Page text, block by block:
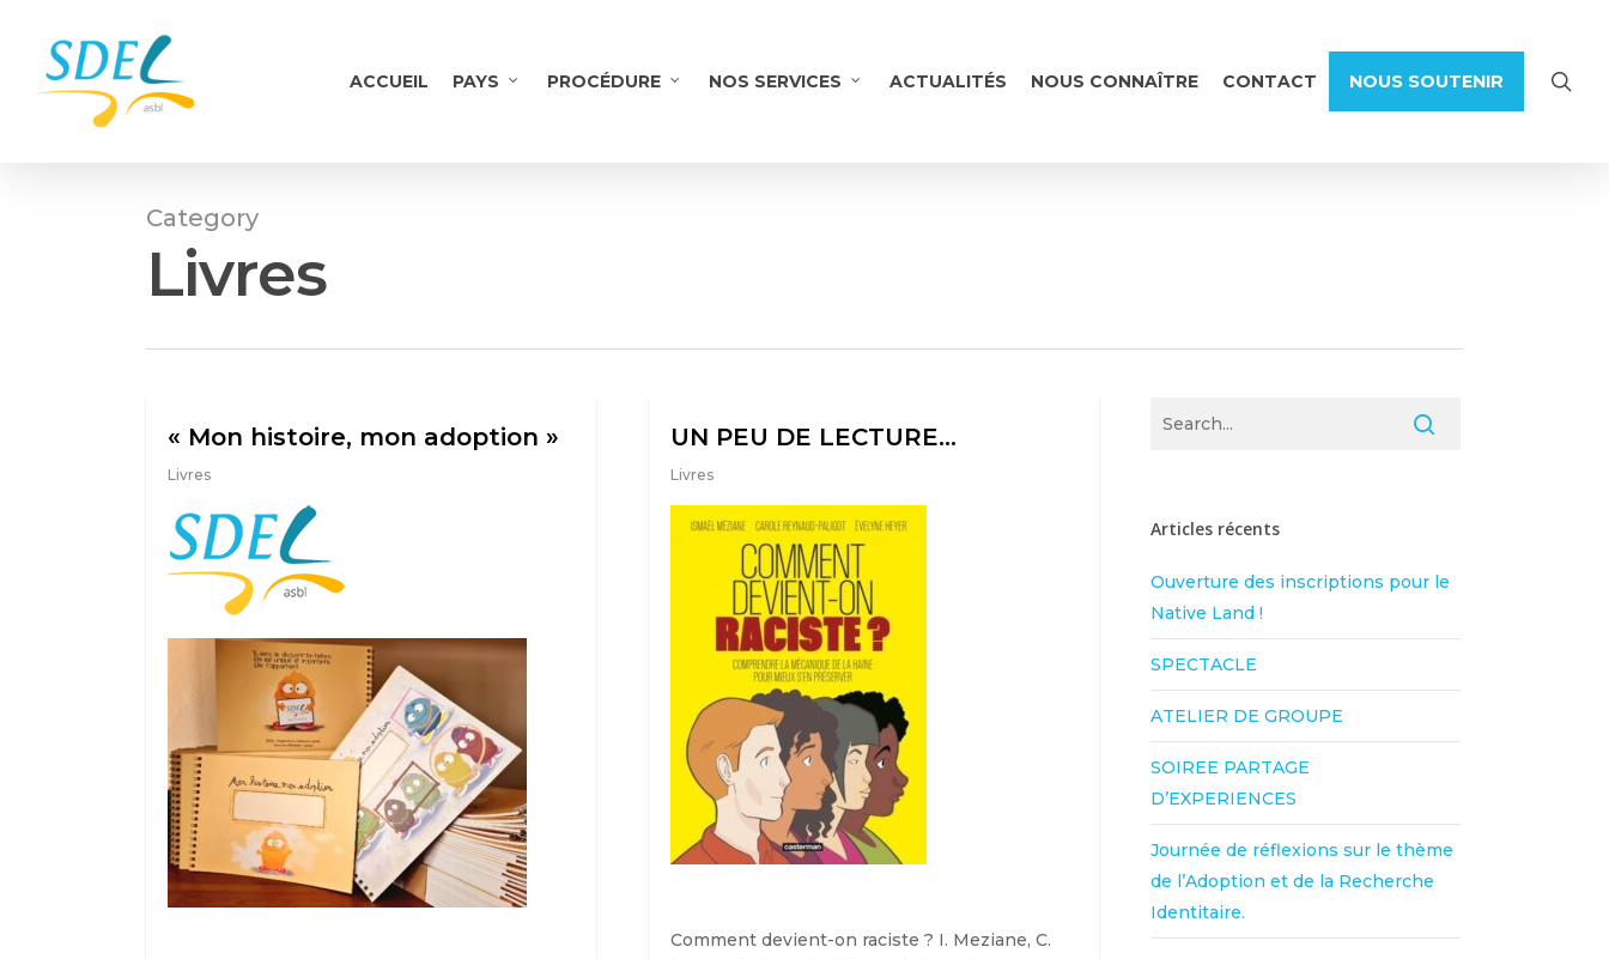
ACCUEIL PAYS PROCÉDURE NOS SERVICES ACTUALITÉS NOUS CONNAÎTRE CONTACT NOUS SOUTENIR
Category
Livres
« Mon histoire, mon adoption »
Livres
UN PEU DE LECTURE…
Livres
Comment devient-on raciste ? I. Meziane, C.
Articles récents
Ouverture des inscriptions pour le
Native Land !
SPECTACLE
ATELIER DE GROUPE
SOIREE PARTAGE
D’EXPERIENCES
Journée de réflexions sur le thème
de l’Adoption et de la Recherche
Identitaire.